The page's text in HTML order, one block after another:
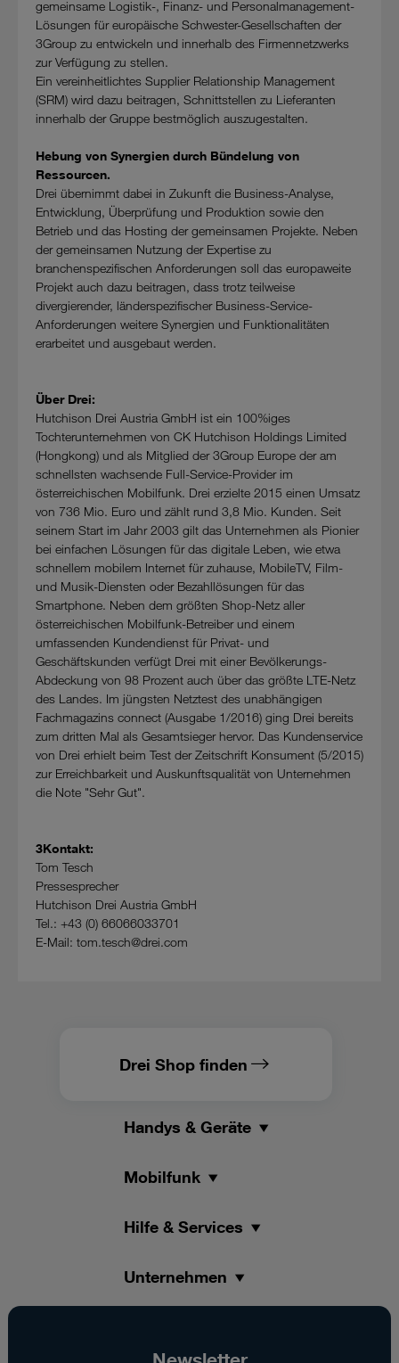
gemeinsame Logistik-, Finanz- und Personalmanagement-
Lösungen für europäische Schwester-Gesellschaften der
3Group zu entwickeln und innerhalb des Firmennetzwerks
zur Verfügung zu stellen.
Ein vereinheitlichtes Supplier Relationship Management
(SRM) wird dazu beitragen, Schnittstellen zu Lieferanten
innerhalb der Gruppe bestmöglich auszugestalten.
Hebung von Synergien durch Bündelung von
Ressourcen.
Drei übernimmt dabei in Zukunft die Business-Analyse,
Entwicklung, Überprüfung und Produktion sowie den
Betrieb und das Hosting der gemeinsamen Projekte. Neben
der gemeinsamen Nutzung der Expertise zu
branchenspezifischen Anforderungen soll das europaweite
Projekt auch dazu beitragen, dass trotz teilweise
divergierender, länderspezifischer Business-Service-
Anforderungen weitere Synergien und Funktionalitäten
erarbeitet und ausgebaut werden.
Über Drei:
Hutchison Drei Austria GmbH ist ein 100%iges
Tochterunternehmen von CK Hutchison Holdings Limited
(Hongkong) und als Mitglied der 3Group Europe der am
schnellsten wachsende Full-Service-Provider im
österreichischen Mobilfunk. Drei erzielte 2015 einen Umsatz
von 736 Mio. Euro und zählt rund 3,8 Mio. Kunden. Seit
seinem Start im Jahr 2003 gilt das Unternehmen als Pionier
bei einfachen Lösungen für das digitale Leben, wie etwa
schnellem mobilem Internet für zuhause, MobileTV, Film-
und Musik-Diensten oder Bezahllösungen für das
Smartphone. Neben dem größten Shop-Netz aller
österreichischen Mobilfunk-Betreiber und einem
umfassenden Kundendienst für Privat- und
Geschäftskunden verfügt Drei mit einer Bevölkerungs-
Abdeckung von 98 Prozent auch über das größte LTE-Netz
des Landes. Im jüngsten Netztest des unabhängigen
Fachmagazins connect (Ausgabe 1/2016) ging Drei bereits
zum dritten Mal als Gesamtsieger hervor. Das Kundenservice
von Drei erhielt beim Test der Zeitschrift Konsument (5/2015)
zur Erreichbarkeit und Auskunftsqualität von Unternehmen
die Note "Sehr Gut".
3Kontakt:
Tom Tesch
Pressesprecher
Hutchison Drei Austria GmbH
Tel.: +43 (0) 66066033701
E-Mail: tom.tesch@drei.com
Drei Shop finden
Handys & Geräte
Mobilfunk
Hilfe & Services
Unternehmen